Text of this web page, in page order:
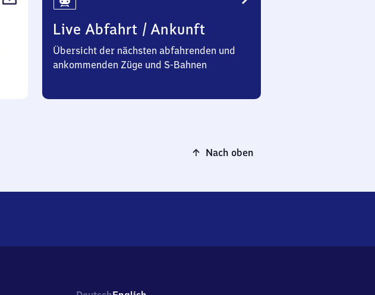
Live Abfahrt / Ankunft
Übersicht der nächsten abfahrenden und
ankommenden Züge und S-Bahnen
Nach oben